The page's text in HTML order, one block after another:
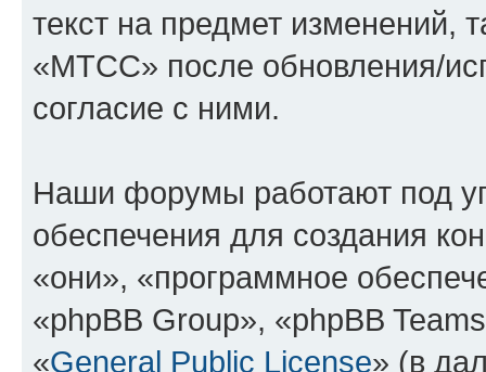
текст на предмет изменений,
«МТСС» после обновления/
согласие с ними.
Наши форумы работают под
обеспечения для создания
«они», «программное
«phpBB Group», «phpBB
«General Public License» (в